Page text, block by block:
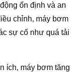
ổn định và an
chỉnh, máy bơm
sự cố như quá tải
ích, máy bơm tăng